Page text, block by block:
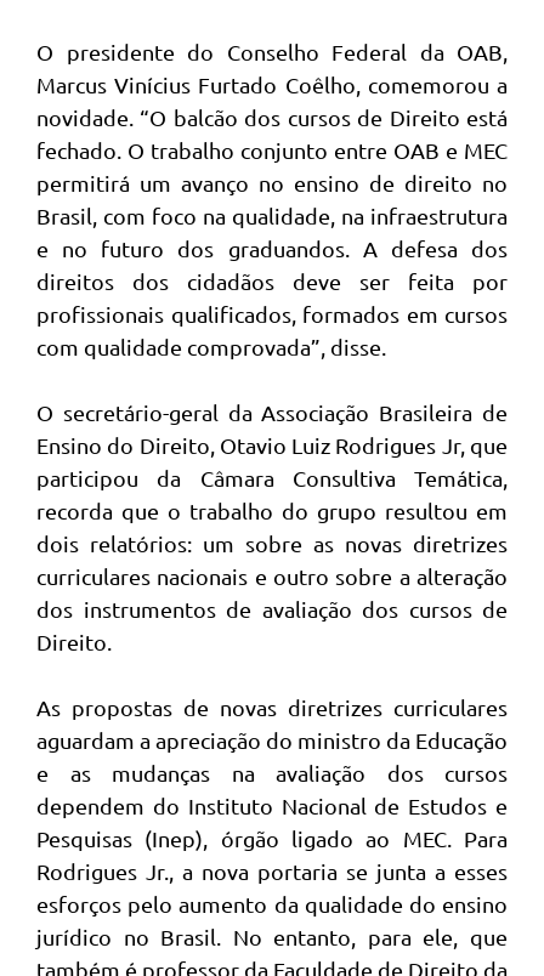
O presidente do Conselho Federal da OAB,
Marcus Vinícius Furtado Coêlho, comemorou a
novidade. “O balcão dos cursos de Direito está
fechado. O trabalho conjunto entre OAB e MEC
permitirá um avanço no ensino de direito no
Brasil, com foco na qualidade, na infraestrutura
e no futuro dos graduandos. A defesa dos
direitos dos cidadãos deve ser feita por
profissionais qualificados, formados em cursos
com qualidade comprovada”, disse.
O secretário-geral da Associação Brasileira de
Ensino do Direito, Otavio Luiz Rodrigues Jr, que
participou da Câmara Consultiva Temática,
recorda que o trabalho do grupo resultou em
dois relatórios: um sobre as novas diretrizes
curriculares nacionais e outro sobre a alteração
dos instrumentos de avaliação dos cursos de
Direito.
As propostas de novas diretrizes curriculares
aguardam a apreciação do ministro da Educação
e as mudanças na avaliação dos cursos
dependem do Instituto Nacional de Estudos e
Pesquisas (Inep), órgão ligado ao MEC. Para
Rodrigues Jr., a nova portaria se junta a esses
esforços pelo aumento da qualidade do ensino
jurídico no Brasil. No entanto, para ele, que
também é professor da Faculdade de Direito da